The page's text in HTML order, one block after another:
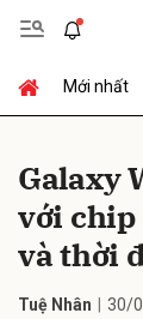
Mới nhất
Galaxy
với chip
và thời
Tuệ Nhân 30/
Gửi bình